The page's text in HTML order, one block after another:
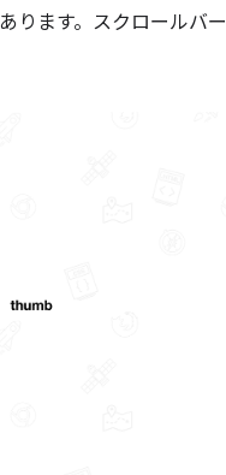
ります。スクロールバー